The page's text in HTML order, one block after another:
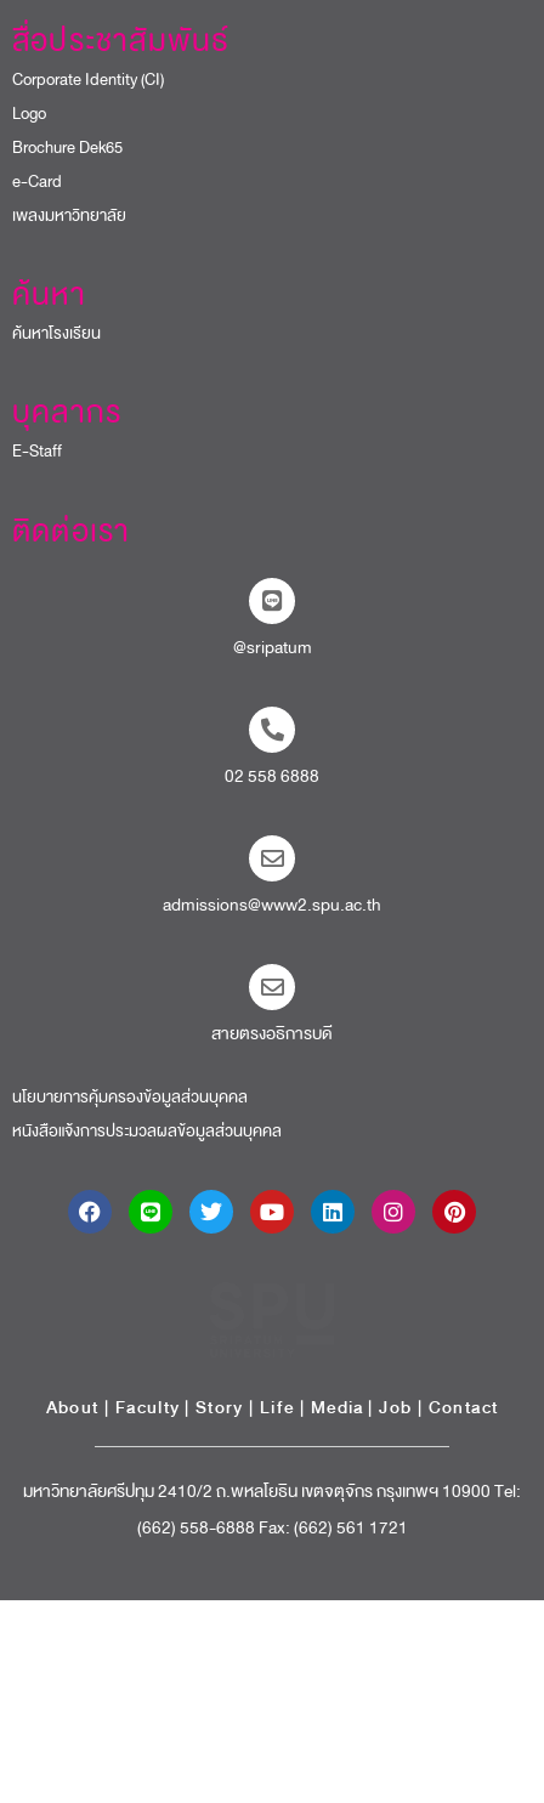
สื่อประชาสัมพันธ์
Corporate Identity (CI)
Logo
Brochure Dek65
e-Card
เพลงมหาวิทยาลัย
ค้นหา
ค้นหาโรงเรียน
บุคลากร
E-Staff
ติดต่อเรา
@sripatum
02 558 6888
admissions@www2.spu.ac.th
สายตรงอธิการบดี​
นโยบายการคุ้มครองข้อมูลส่วนบุคคล
หนังสือแจ้งการประมวลผลข้อมูลส่วนบุคคล
About | Faculty | Story | Life | Media |Job | Contact
มหาวิทยาลัยศรีปทุม 2410/2 ถ.พหลโยธิน เขตจตุจักร กรุงเทพฯ 10900 Tel:
(662) 558-6888 Fax: (662) 561 1721